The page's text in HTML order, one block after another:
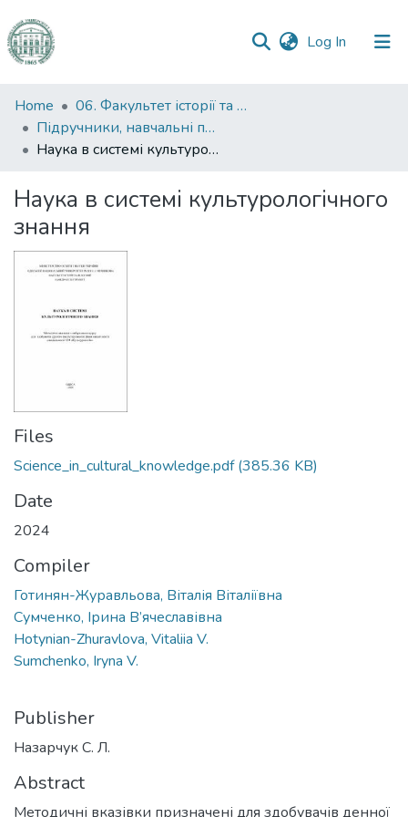
Log In (current)
Communities
&
Collections
Statistics
Home
06. Факультет історії та філософії
Підручники, навчальні посібники та інші науково- та навчально-методичні праці ФІФ
Наука в системі культурологічного знання
Наука в системі культурологічного
знання
Files
Science_in_cultural_knowledge.pdf(385.36 KB)
Date
2024
Compiler
Готинян-Журавльова, Віталія Віталіївна
Сумченко, Ірина В’ячеславівна
Hotynian-Zhuravlova, Vitaliia V.
Sumchenko, Iryna V.
Publisher
Назарчук С. Л.
Abstract
Методичні вказівки призначені для здобувачів денної